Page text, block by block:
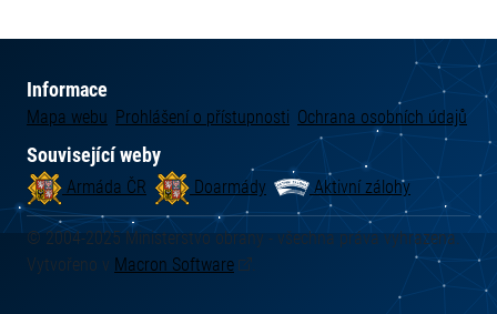
Informace
Mapa webu Prohlášení o přístupnosti Ochrana osobních údajů
Související weby
Armáda ČR Doarmády Aktivní zálohy
© 2004-2025 Ministerstvo obrany - všechna práva vyhrazena.
Vytvořeno v Macron Software